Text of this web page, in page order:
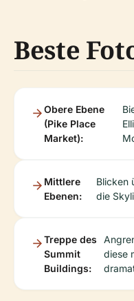
Beste
Obere Ebene
(Pike Place
Market):
Mittlere
Ebenen:
Blicken
die
Treppe des
Summit
Buildings:
diese